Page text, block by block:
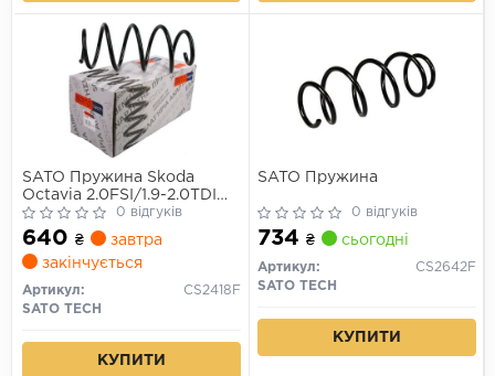
SATO Пружина Skoda
Octavia 2.0FSI/1.9-2.0TDI
04-
0 відгуків
640 ₴
завтра
закінчується
Артикул:
CS2418F
SATO TECH
КУПИТИ
SATO Пружина
0 відгуків
734 ₴ сьогодні
Артикул:
CS2642F
SATO TECH
КУПИТИ